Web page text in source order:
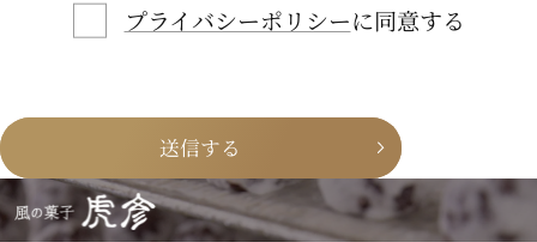
プライバシーポリシーに同意する